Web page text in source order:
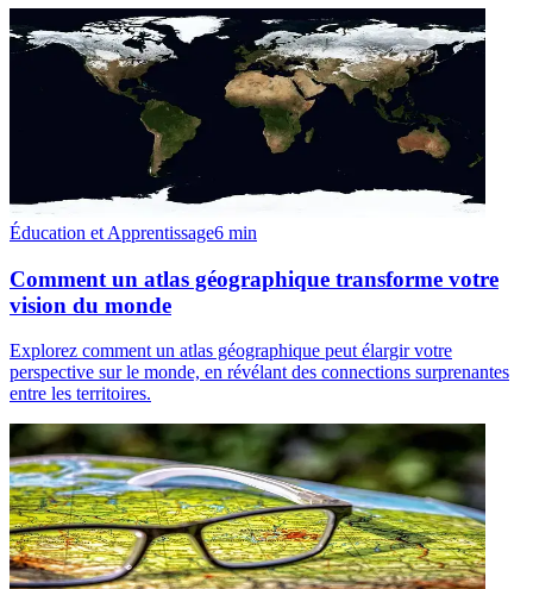
Éducation et Apprentissage6 min
Comment un atlas géographique transforme votre
vision du monde
Explorez comment un atlas géographique peut élargir votre
perspective sur le monde, en révélant des connections surprenantes
entre les territoires.